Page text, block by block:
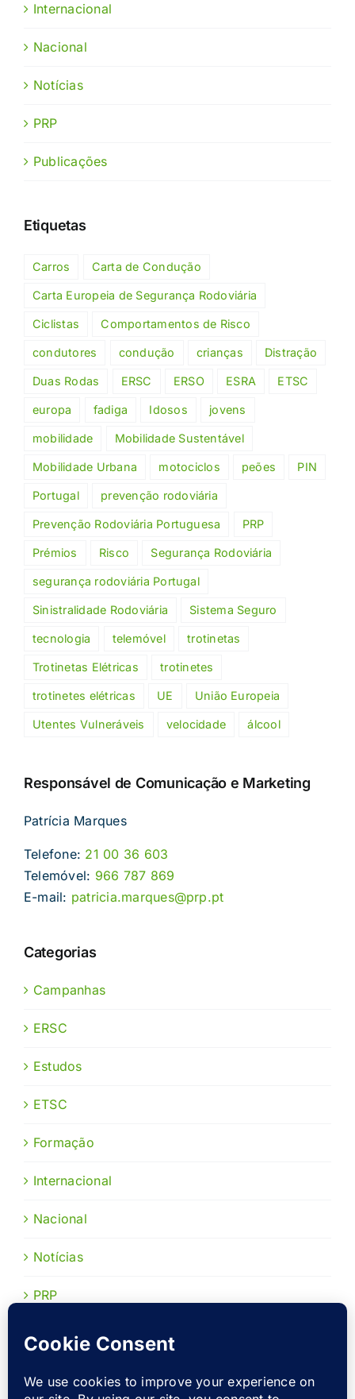
Internacional
Nacional
Notícias
PRP
Publicações
Etiquetas
Carros Carta de Condução
Carta Europeia de Segurança Rodoviária
Ciclistas Comportamentos de Risco
condutores condução crianças Distração
Duas Rodas ERSC ERSO ESRA ETSC
europa fadiga Idosos jovens
mobilidade Mobilidade Sustentável
Mobilidade Urbana motociclos peões PIN
Portugal prevenção rodoviária
Prevenção Rodoviária Portuguesa PRP
Prémios Risco Segurança Rodoviária
segurança rodoviária Portugal
Sinistralidade Rodoviária Sistema Seguro
tecnologia telemóvel trotinetas
Trotinetas Elétricas trotinetes
trotinetes elétricas UE União Europeia
Utentes Vulneráveis velocidade álcool
Responsável de Comunicação e Marketing
Patrícia Marques
Telefone: 21 00 36 603
Telemóvel: 966 787 869
E-mail: patricia.marques@prp.pt
Categorias
Campanhas
ERSC
Estudos
ETSC
Formação
Internacional
Nacional
Notícias
PRP
Publicações